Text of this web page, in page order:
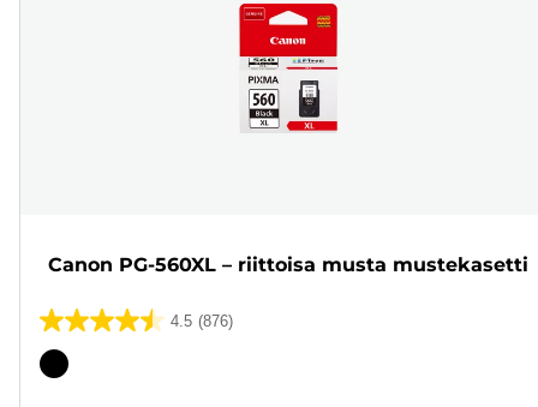
Canon PG-560XL – riittoisa musta mustekasetti
4.5 (876)
4.5/5
tähteä.
Värikasetti